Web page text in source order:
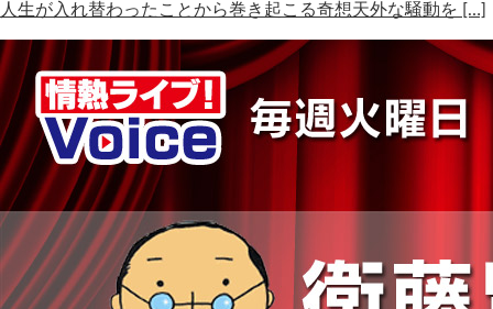
人生が入れ替わったことから巻き起こる奇想天外な騒動を […]